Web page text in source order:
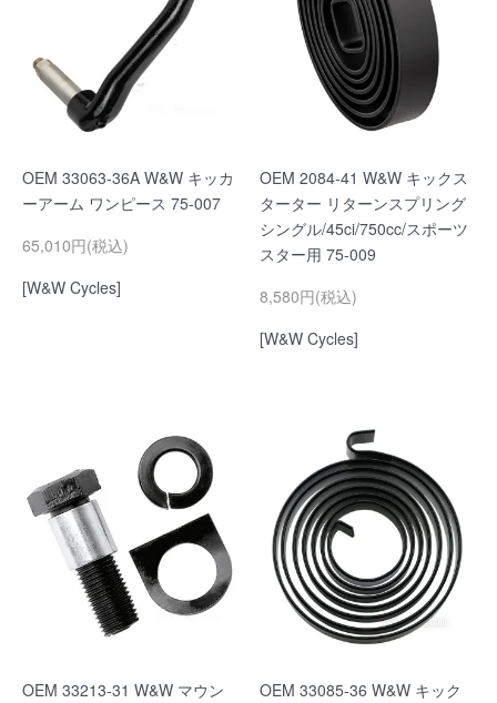
OEM 33063-36A W&W キッカ
ーアーム ワンピース 75-007
65,010円(税込)
[W&W Cycles]
OEM 2084-41 W&W キックス
ターター リターンスプリング
シングル/45ci/750cc/スポーツ
スター用 75-009
8,580円(税込)
[W&W Cycles]
OEM 33213-31 W&W マウン
OEM 33085-36 W&W キック